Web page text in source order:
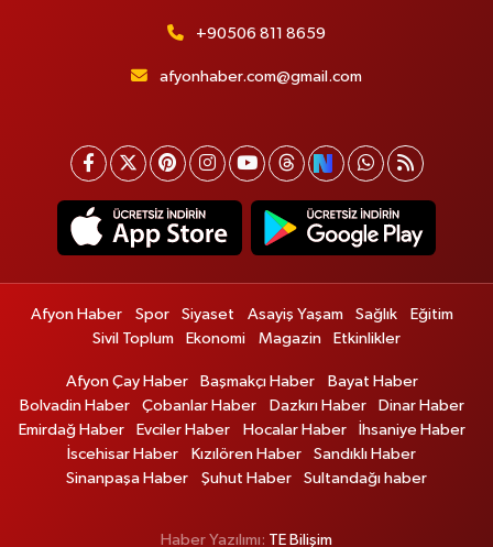
+90506 811 8659
afyonhaber.com@gmail.com
Afyon Haber Spor Siyaset Asayiş Yaşam Sağlık
Eğitim
Sivil Toplum
Ekonomi Magazin Etkinlikler
Afyon Çay Haber Başmakçı Haber
Bayat Haber
Bolvadin Haber
Çobanlar Haber Dazkırı Haber
Dinar Haber
Emirdağ Haber
Evciler Haber Hocalar Haber
İhsaniye Haber
İscehisar Haber
Kızılören Haber
Sandıklı Haber
Sinanpaşa Haber
Şuhut Haber Sultandağı haber
Haber Yazılımı: TE Bilişim